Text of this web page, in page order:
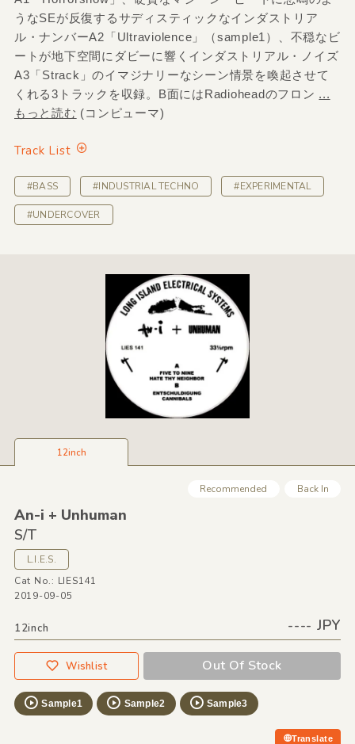
うなSEが反復するサディスティックなインダストリア
ル・ナンバーA2「Ultraviolence」（sample1）、不穏なビ
ートが地下空間にダビーに響くインダストリアル・ノイズ
A3「Strack」のイマジナリーなシーン情景を喚起させて
くれる3トラックを収録。B面にはRadioheadのフロン ...
もっと読む (コンピューマ)
Track List
#BASS #INDUSTRIAL TECHNO #EXPERIMENTAL
#UNDERCOVER
12inch
Recommended Back In
An-i + Unhuman
S/T
L.I.E.S.
Cat No.: LIES141
2019-09-05
12inch ---- JPY
Wishlist Out Of Stock
Sample1 Sample2 Sample3
Translate